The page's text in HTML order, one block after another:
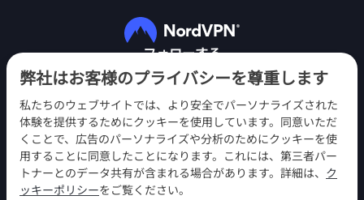
弊社はお客様のプライバシーを尊重します
私たちのウェブサイトでは、より安全でパーソナライズされた
体験を提供するためにクッキーを使用しています。同意いただ
くことで、広告のパーソナライズや分析のためにクッキーを使
用することに同意したことになります。これには、第三者パー
トナーとのデータ共有が含まれる場合があります。詳細は、 ク
ッキーポリシーをご覧ください。
フォローする
NordVPN
エンゲージメント